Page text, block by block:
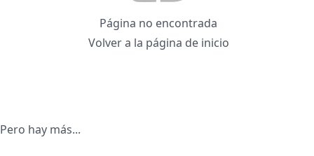
Página no encontrada
Volver a la página de inicio
Pero hay más...